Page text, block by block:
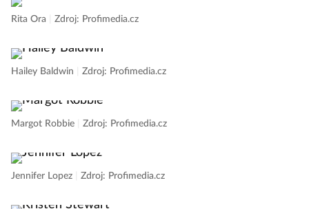
Rita Ora Zdroj: Profimedia.cz
Hailey Baldwin Zdroj: Profimedia.cz
Margot Robbie Zdroj: Profimedia.cz
Jennifer Lopez Zdroj: Profimedia.cz